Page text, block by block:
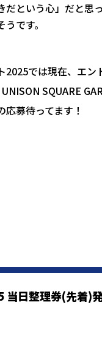
という心」だと思っ
です。
2025では現在、エン
SQUARE
募待ってます！
当日整理券(先着)